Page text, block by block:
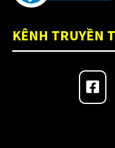
KÊNH TRUYỀN